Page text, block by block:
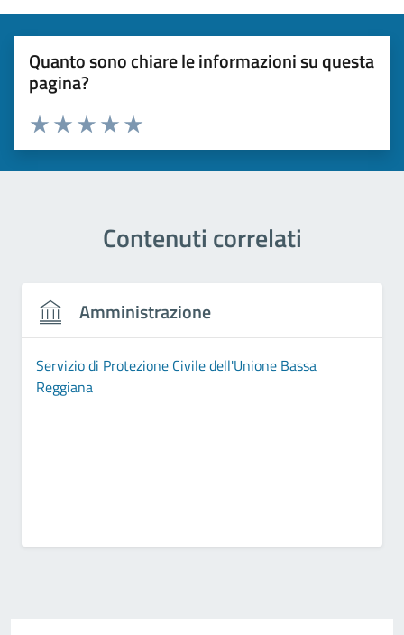
Quanto sono chiare le informazioni su questa
pagina?
Valuta 5 stelle su 5
Valuta 4 stelle su 5
Valuta 3 stelle su 5
Valuta 2 stelle su 5
Valuta 1 stelle su 5
Contenuti correlati
Amministrazione
Servizio di Protezione Civile dell'Unione Bassa
Reggiana